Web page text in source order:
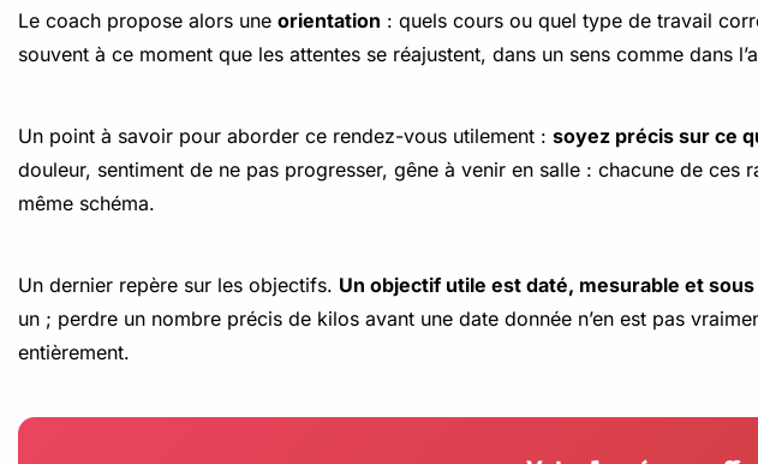
Le coach propose alors une orientation : quels cours ou quel type de travail
souvent à ce moment que les attentes se réajustent, dans un sens comme dans
Un point à savoir pour aborder ce rendez-vous utilement : soyez précis sur ce
douleur, sentiment de ne pas progresser, gêne à venir en salle : chacune de
même schéma.
Un dernier repère sur les objectifs. Un objectif utile est daté, mesurable et
un ; perdre un nombre précis de kilos avant une date donnée n’en est pas
entièrement.